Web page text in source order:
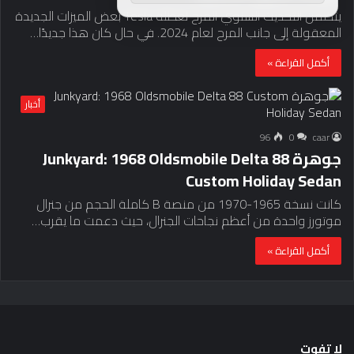
يتضمن التحديث السنوي المرح لعطلة Tesla بعض الميزات الجديدة
المعقولة إلى جانب المرح لعام 2024. في حال كان هذا جديدًا…
أكمل القراءة »
أخبار
caar
0
96
جوهرة Junkyard: 1968 Oldsmobile Delta 88
Custom Holiday Sedan
كانت نسخة 1965-1970 من منصة B كاملة الحجم من جنرال
موتورز واحدة من أعظم نجاحات الجنرال، حيث دعمت ما يقرب…
أكمل القراءة »
لا تفوت